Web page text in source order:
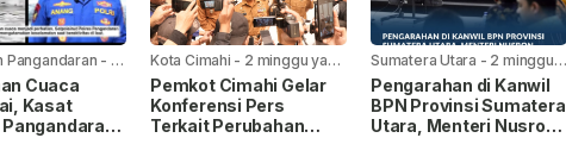
Pangandaran - 1
laluCuaca
Kasat
Kota Cimahi - 2 minggu yang
lalu
Pemkot Cimahi Gelar
Konferensi Pers
Terkait Perubahan
Sumatera Utara - 2 minggu
yang lalu
Pengarahan di Kanwil
BPN Provinsi Sumatera
Utara, Menteri Nusron